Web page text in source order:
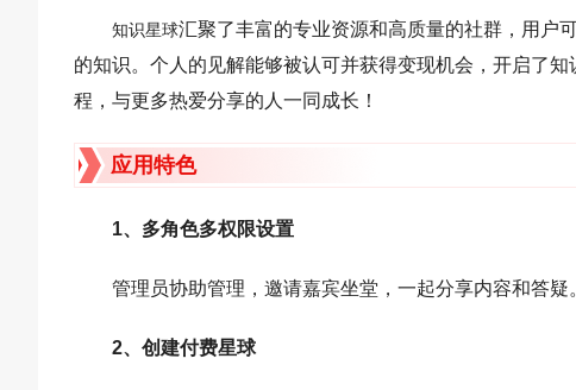
知识星球汇聚了丰富的专业资源和高质量的社群，用户
的知识。个人的见解能够被认可并获得变现机会，开启了
程，与更多热爱分享的人一同成长！
应用特色
1、多角色多权限设置
管理员协助管理，邀请嘉宾坐堂，一起分享内容和答疑
2、创建付费星球